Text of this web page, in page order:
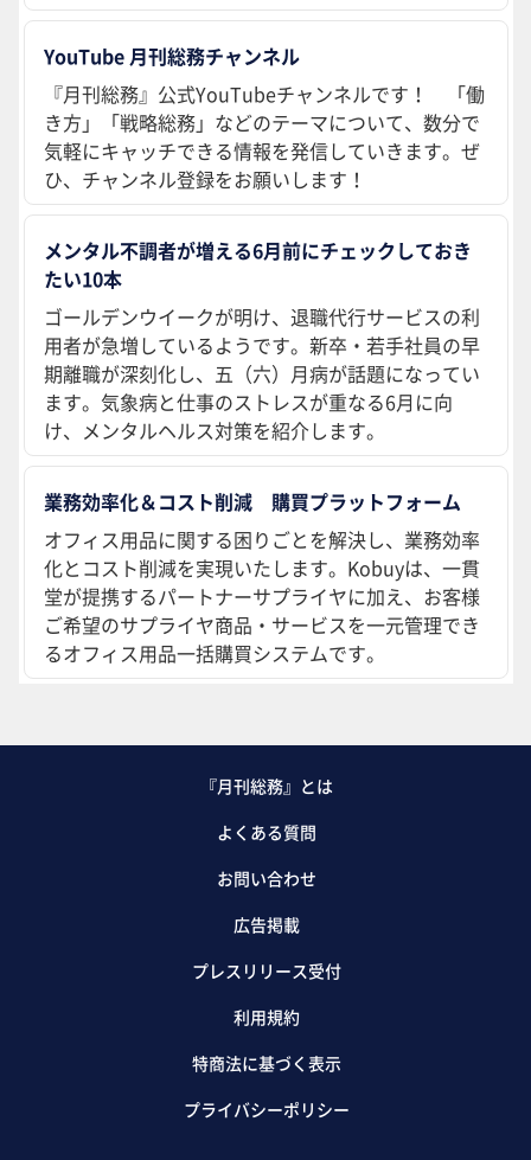
YouTube 月刊総務チャンネル
『月刊総務』公式YouTubeチャンネルです！ 「働
き方」「戦略総務」などのテーマについて、数分で
気軽にキャッチできる情報を発信していきます。ぜ
ひ、チャンネル登録をお願いします！
メンタル不調者が増える6月前にチェックしておき
たい10本
ゴールデンウイークが明け、退職代行サービスの利
用者が急増しているようです。新卒・若手社員の早
期離職が深刻化し、五（六）月病が話題になってい
ます。気象病と仕事のストレスが重なる6月に向
け、メンタルヘルス対策を紹介します。
業務効率化＆コスト削減 購買プラットフォーム
オフィス用品に関する困りごとを解決し、業務効率
化とコスト削減を実現いたします。Kobuyは、一貫
堂が提携するパートナーサプライヤに加え、お客様
ご希望のサプライヤ商品・サービスを一元管理でき
るオフィス用品一括購買システムです。
『月刊総務』とは
よくある質問
お問い合わせ
広告掲載
プレスリリース受付
利用規約
特商法に基づく表示
プライバシーポリシー